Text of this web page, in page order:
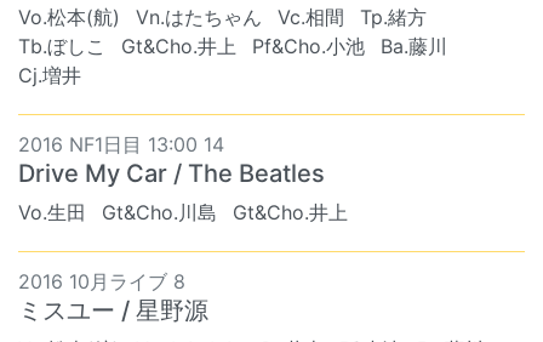
Vo.松本(航) Vn.はたちゃん Vc.相間
Tp.緒方
Tb.ぼしこ
Gt&Cho.井上 Pf&Cho.小池
Ba.藤川
Cj.増井
2016 NF1日目 13:00 14
Drive My Car / The Beatles
Vo.生田 Gt&Cho.川島 Gt&Cho.井上
2016 10月ライブ 8
ミスユー / 星野源